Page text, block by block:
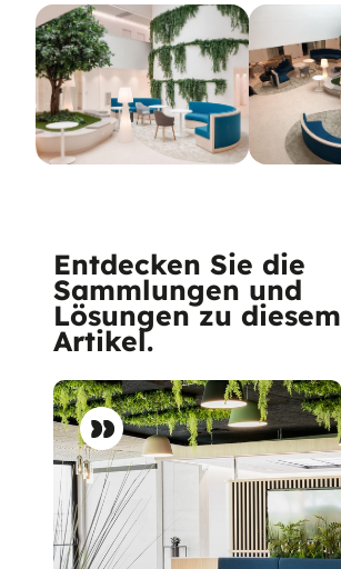
Entdecken Sie die
Sammlungen und
Lösungen zu diesem
Artikel.